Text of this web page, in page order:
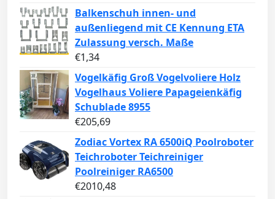
Balkenschuh innen- und
außenliegend mit CE Kennung ETA
Zulassung versch. Maße
€1,34
Vogelkäfig Groß Vogelvoliere Holz
Vogelhaus Voliere Papageienkäfig
Schublade 8955
€205,69
Zodiac Vortex RA 6500iQ Poolroboter
Teichroboter Teichreiniger
Poolreiniger RA6500
€2010,48